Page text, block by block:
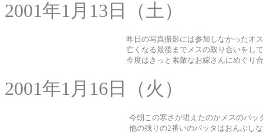
2001年1月13日（土）
昨日の写真撮影には参加しなかったオ
亡くなる最後までメスの取り合いをし
今度はきっと素敵なお嫁さんにめぐり
2001年1月16日（火）
今朝この寒さが堪えたのかメスのバ
他の残りの2番いのバッタはおんぶし